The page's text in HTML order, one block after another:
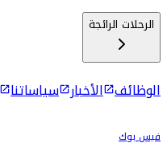
الرحلات الرائجة
الوظائف الأخبار سياساتنا
فيس بوك